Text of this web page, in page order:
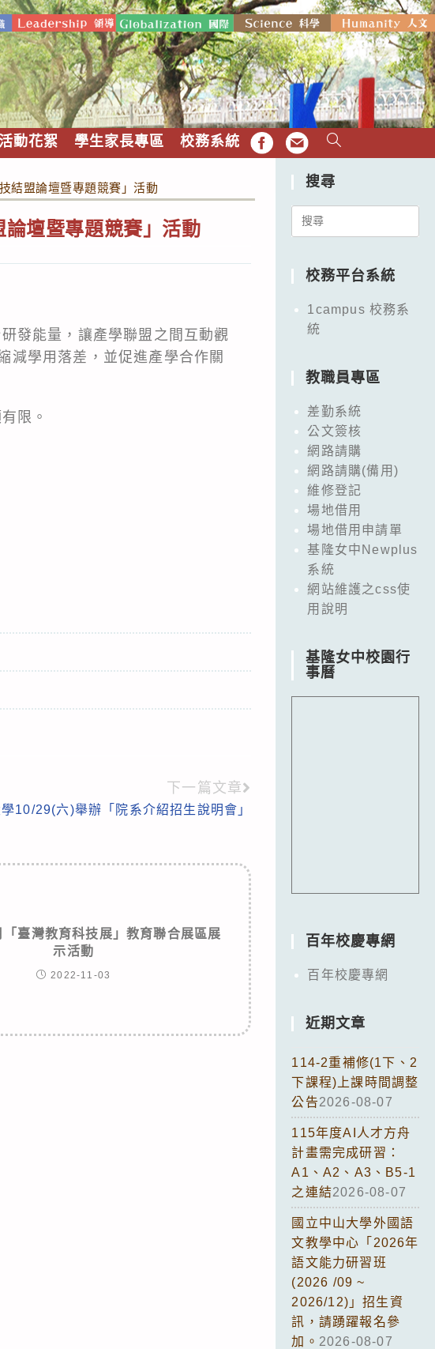
動花絮 學生家長專區 校務系統 FB EMAIL
結盟論壇暨專題競賽」活動
壇暨專題競賽」活動
發能量，讓產學聯盟之間互動觀
減學用落差，並促進產學合作關
限。
下一篇文章
10/29(六)舉辦「院系介紹招生說明會」
臺灣教育科技展」教育聯合展區展
示活動
2022-11-03
搜尋
Search
校務平台系統
1campus 校務系
統
教職員專區
差勤系統
公文簽核
網路請購
網路請購(備用)
維修登記
場地借用
場地借用申請單
基隆女中Newplus
系統
網站維護之css使
用說明
基隆女中校園行
事曆
百年校慶專網
百年校慶專網
近期文章
114-2重補修(1下、2
下課程)上課時間調整
公告2026-08-07
115年度AI人才方舟
計畫需完成研習：
A1、A2、A3、B5-1
之連結2026-08-07
國立中山大學外國語
文教學中心「2026年
語文能力研習班
(2026 /09 ~
2026/12)」招生資
訊，請踴躍報名參
加。 2026-08-07